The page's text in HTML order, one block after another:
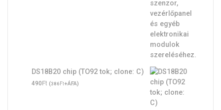
DS18B20 chip (TO92 tok; clone: C)
490Ft (386Ft+ÁFA)